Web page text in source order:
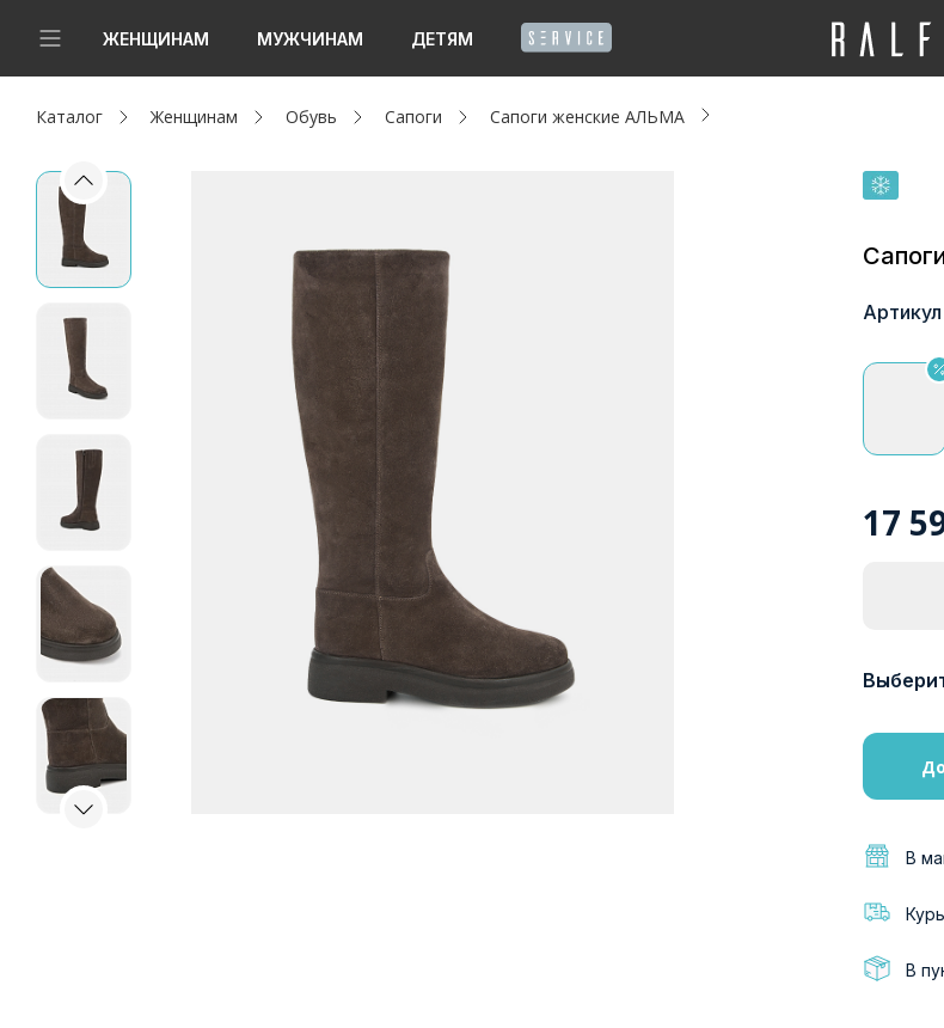
ЖЕНЩИНАМ МУЖЧИНАМ ДЕТЯМ
Новинки
Женщинам
Мужчинам
Капсула
Акции / Новости
Адреса магазинов
Каталог Женщинам Обувь Сапоги Сапоги женские АЛЬМА
Артикул
17
В
В